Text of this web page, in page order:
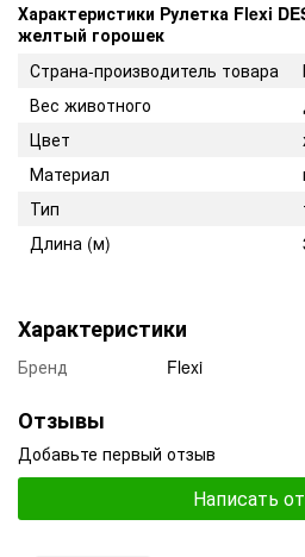
Характеристики Рулетка Flexi
желтый горошек
Страна-производитель товара
Вес животного
Цвет
Материал
Тип
Длина (м)
Характеристики
Бренд Flexi
Отзывы
Добавьте первый отзыв
Написать